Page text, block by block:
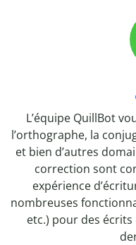
L’équipe QuillBot
l’orthographe, la
et bien d’autres
correction sont
expérience
nombreuses
etc.) pour des